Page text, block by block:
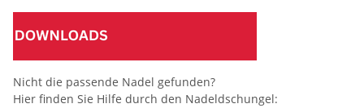
Nicht die passende Nadel gefunden?
Hier finden Sie Hilfe durch den Nadeldschungel: